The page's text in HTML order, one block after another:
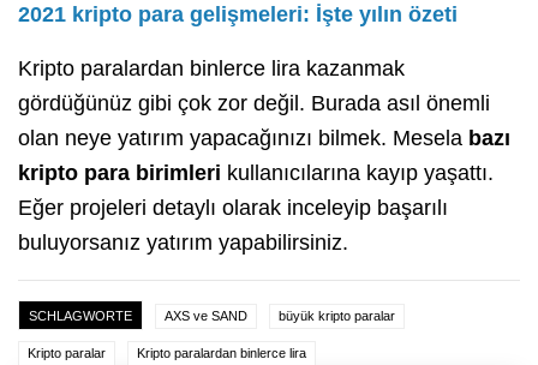
2021 kripto para gelişmeleri: İşte yılın özeti
Kripto paralardan binlerce lira kazanmak
gördüğünüz gibi çok zor değil. Burada asıl önemli
olan neye yatırım yapacağınızı bilmek. Mesela bazı
kripto para birimleri kullanıcılarına kayıp yaşattı.
Eğer projeleri detaylı olarak inceleyip başarılı
buluyorsanız yatırım yapabilirsiniz.
SCHLAGWORTE AXS ve SAND büyük kripto paralar
Kripto paralar Kripto paralardan binlerce lira